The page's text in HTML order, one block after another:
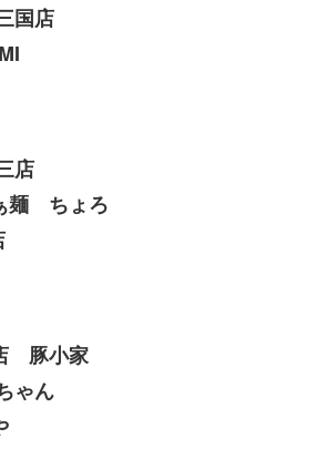
国店
店
麺 ちょろ
豚小家
ゃん